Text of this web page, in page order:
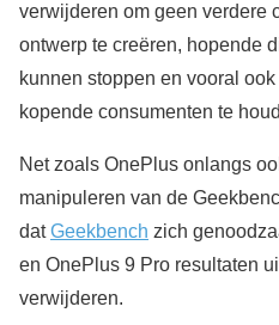
verwijderen om geen verdere
ontwerp te creëren, hopende
kunnen stoppen en vooral
kopende consumenten te
Net zoals OnePlus onlangs
manipuleren van de
datGeekbench zich
en OnePlus 9 Pro resultaten
verwijderen.